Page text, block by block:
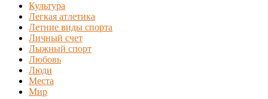
Культура
Легкая атлетика
Летние виды спорта
Личный счет
Лыжный спорт
Любовь
Люди
Места
Мир